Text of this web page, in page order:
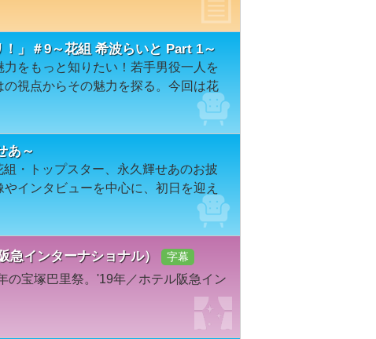
」＃9～花組 希波らいと Part 1～
をもっと知りたい！若手男役一人を
視点からその魅力を探る。今回は花
あ～
・トップスター、永久輝せあのお披
インタビューを中心に、初日を迎え
急インターナショナル） 字幕
の宝塚巴里祭。'19年／ホテル阪急イン